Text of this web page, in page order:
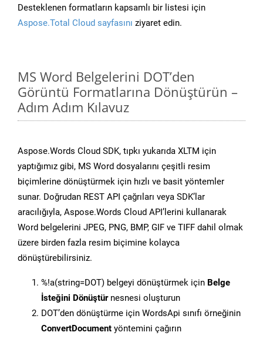
Desteklenen formatların kapsamlı bir listesi için
Aspose.Total Cloud sayfasını ziyaret edin.
MS Word Belgelerini DOT’den
Görüntü Formatlarına Dönüştürün –
Adım Adım Kılavuz
Aspose.Words Cloud SDK, tıpkı yukarıda XLTM için
yaptığımız gibi, MS Word dosyalarını çeşitli resim
biçimlerine dönüştürmek için hızlı ve basit yöntemler
sunar. Doğrudan REST API çağrıları veya SDK’lar
aracılığıyla, Aspose.Words Cloud API’lerini kullanarak
Word belgelerini JPEG, PNG, BMP, GIF ve TIFF dahil olmak
üzere birden fazla resim biçimine kolayca
dönüştürebilirsiniz.
%!a(string=DOT) belgeyi dönüştürmek için Belge
İsteğini Dönüştürnesnesi oluşturun
DOT’den dönüştürme için WordsApi sınıfı örneğinin
ConvertDocument yöntemini çağırın